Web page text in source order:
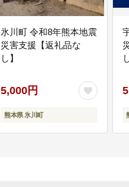
氷川町 令和8年熊本地震
災害支援【返礼品な
し】
5,000円
熊本県 氷川町